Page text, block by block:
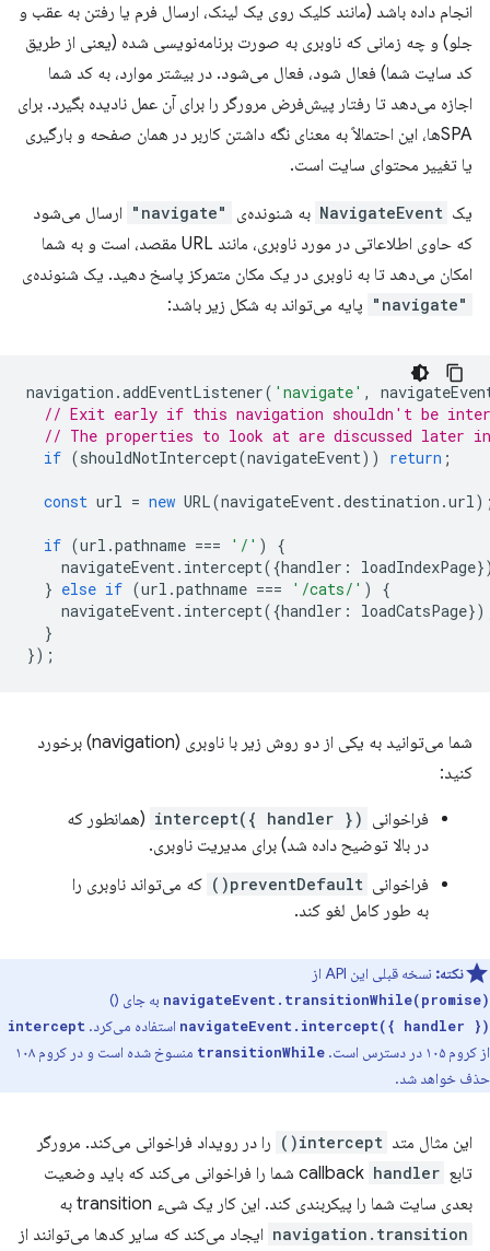
انجام داده باشد (مانند کلیک روی یک لینک، ارسال فرم یا رفتن به عقب و
جلو) و چه زمانی که ناوبری به صورت برنامه‌نویسی شده (یعنی از طریق
کد سایت شما) فعال شود، فعال می‌شود. در بیشتر موارد، به کد شما
اجازه می‌دهد تا رفتار پیش‌فرض مرورگر را برای آن عمل نادیده بگیرد. برای
SPAها، این احتمالاً به معنای نگه داشتن کاربر در همان صفحه و بارگیری
یا تغییر محتوای سایت است.
یک NavigateEvent به شنونده‌ی "navigate"
ارسال می‌شود
که حاوی اطلاعاتی در مورد ناوبری، مانند URL مقصد، است و به شما
امکان می‌دهد تا به ناوبری در یک مکان متمرکز پاسخ دهید. یک شنونده‌ی
"navigate" پایه می‌تواند به شکل زیر باشد:
navigation .addEventListener( 'navigate' ,
// Exit early if this navigation shouldn't be
// The properties to look at are discussed later
if (shouldNotIntercept(navigateEvent)) return ;
const url = new URL(navigateEvent.destination .url
if (url .pathname === '/' )
{
navigateEvent. intercept({handler : loadIndexPage
} else if (url .pathname === '/cats/' )
{
navigateEvent. intercept({handler : loadCatsPage
}
});
شما می‌توانید به یکی از دو روش زیر با ناوبری (navigation) برخورد
کنید:
فراخوانی intercept({ handler }) (همانطور که
در بالا توضیح داده شد) برای مدیریت ناوبری.
فراخوانی preventDefault()
که می‌تواند ناوبری را
به طور کامل لغو کند.
نکته: نسخه قبلی این API از
navigateEvent.transitionWhile(promise) به جای ()
navigateEvent.intercept({ handler }) استفاده می‌کرد. intercept
از کروم ۱۰۵ در دسترس است. transitionWhile
منسوخ شده است و در کروم ۱۰۸
حذف خواهد شد.
این مثال متد intercept()
را در رویداد فراخوانی می‌کند. مرورگر
تابع callback handler
شما را فراخوانی می‌کند که باید وضعیت
بعدی سایت شما را پیکربندی کند. این کار یک شیء transition به
navigation.transition ایجاد می‌کند که سایر کدها می‌توانند از